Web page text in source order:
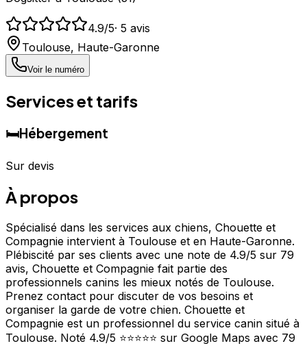
4.9/5· 5 avis
Toulouse, Haute-Garonne
Voir le numéro
Services et tarifs
🛏️Hébergement
Sur devis
À propos
Spécialisé dans les services aux chiens, Chouette et
Compagnie intervient à Toulouse et en Haute-Garonne.
Plébiscité par ses clients avec une note de 4.9/5 sur 79
avis, Chouette et Compagnie fait partie des
professionnels canins les mieux notés de Toulouse.
Prenez contact pour discuter de vos besoins et
organiser la garde de votre chien. Chouette et
Compagnie est un professionnel du service canin situé à
Toulouse. Noté 4.9/5 ⭐⭐⭐⭐⭐ sur Google Maps avec 79